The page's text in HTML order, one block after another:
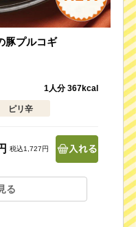
豚プルコギ
1人分 367kcal
ピリ辛
税込1,727円
る